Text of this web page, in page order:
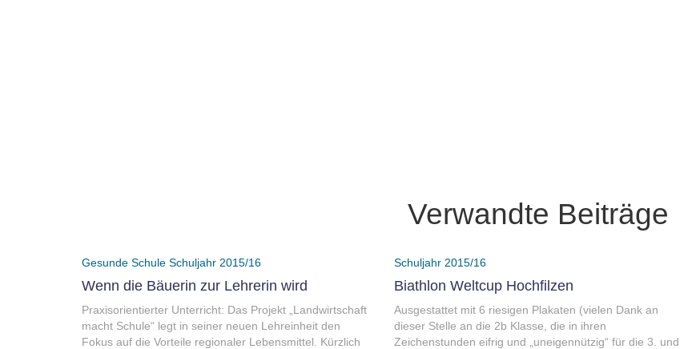
Verwandte Beiträge
Gesunde Schule Schuljahr 2015/16
Wenn die Bäuerin zur Lehrerin wird
Praxisorientierter Unterricht: Das Projekt „Landwirtschaft
macht Schule“ legt in seiner neuen Lehreinheit den
Fokus auf die Vorteile regionaler Lebensmittel. Kürzlich
Schuljahr 2015/16
Biathlon Weltcup Hochfilzen
Ausgestattet mit 6 riesigen Plakaten (vielen Dank an
dieser Stelle an die 2b Klasse, die in ihren
Zeichenstunden eifrig und „uneigennützig“ für die 3. und